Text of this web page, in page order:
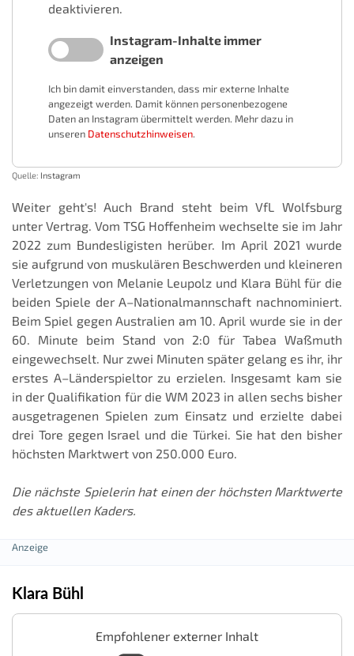
deaktivieren.
Instagram-Inhalte immer
anzeigen
Ich bin damit einverstanden, dass mir externe Inhalte
angezeigt werden. Damit können personenbezogene
Daten an Instagram übermittelt werden. Mehr dazu in
unseren Datenschutzhinweisen.
Quelle: Instagram
Weiter geht's! Auch Brand steht beim VfL Wolfsburg
unter Vertrag. Vom TSG Hoffenheim wechselte sie im Jahr
2022 zum Bundesligisten herüber. Im April 2021 wurde
sie aufgrund von muskulären Beschwerden und kleineren
Verletzungen von Melanie Leupolz und Klara Bühl für die
beiden Spiele der A–Nationalmannschaft nachnominiert.
Beim Spiel gegen Australien am 10. April wurde sie in der
60. Minute beim Stand von 2:0 für Tabea Waßmuth
eingewechselt. Nur zwei Minuten später gelang es ihr, ihr
erstes A–Länderspieltor zu erzielen. Insgesamt kam sie
in der Qualifikation für die WM 2023 in allen sechs bisher
ausgetragenen Spielen zum Einsatz und erzielte dabei
drei Tore gegen Israel und die Türkei. Sie hat den bisher
höchsten Marktwert von 250.000 Euro.
Die nächste Spielerin hat einen der höchsten Marktwerte
des aktuellen Kaders.
Klara Bühl
Empfohlener externer Inhalt